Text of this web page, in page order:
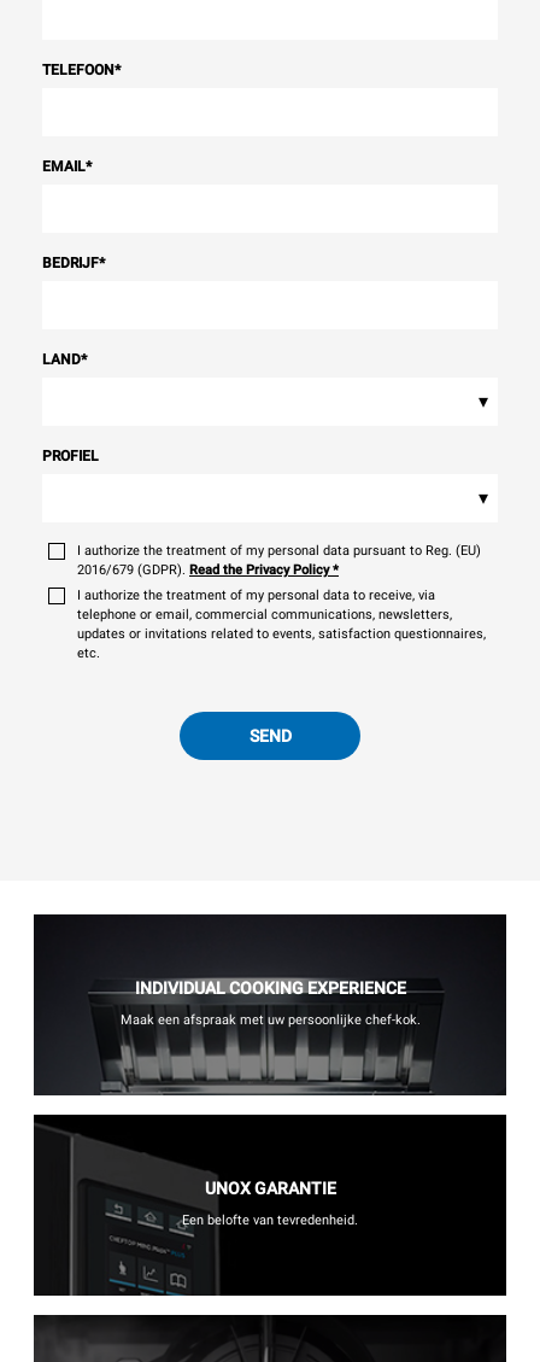
TELEFOON*
EMAIL*
BEDRIJF*
LAND*
▾
PROFIEL
▾
I authorize the treatment of my personal data pursuant to Reg. (EU)
2016/679 (GDPR). Read the Privacy Policy*
I authorize the treatment of my personal data to receive, via
telephone or email, commercial communications, newsletters,
updates or invitations related to events, satisfaction questionnaires,
etc.
SEND
INDIVIDUAL COOKING EXPERIENCE
Maak een afspraak met uw persoonlijke chef-kok.
UNOX GARANTIE
Een belofte van tevredenheid.